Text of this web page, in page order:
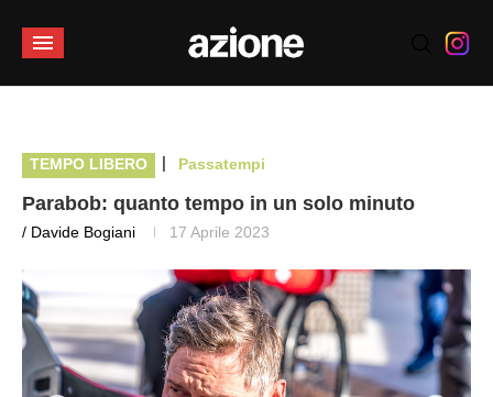
TEMPO LIBERO | Passatempi
Parabob: quanto tempo in un solo minuto
/ Davide Bogiani 17 Aprile 2023